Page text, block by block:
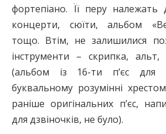
фортепіано. Її перу належать
концерти, сюїти, альбом
тощо. Втім, не залишилися
інструменти – скрипка, альт,
(альбом із 16-ти п’єс для
буквальному розумінні
раніше оригінальних п’єс,
для дзвіночків, не було).